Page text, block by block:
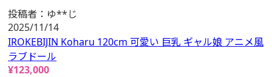
投稿者： ゆ**じ
2025/11/14
IROKEBIJIN Koharu 120cm 可愛い 巨乳 ギャル娘 アニメ風
ラブドール
¥123,000